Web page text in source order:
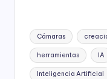
Tags:
Cámaras
herramientas IA
Inteligencia Artificial